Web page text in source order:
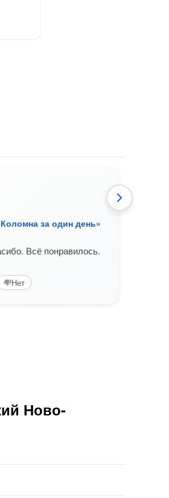
за один день»
Всё понравилось.
Нет
Ново-